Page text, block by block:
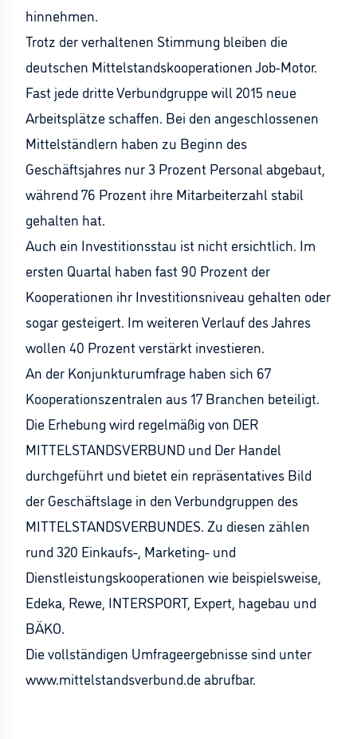
hinnehmen.
Trotz der verhaltenen Stimmung bleiben die
deutschen Mittelstandskooperationen Job-Motor.
Fast jede dritte Verbundgruppe will 2015 neue
Arbeitsplätze schaffen. Bei den angeschlossenen
Mittelständlern haben zu Beginn des
Geschäftsjahres nur 3 Prozent Personal abgebaut,
während 76 Prozent ihre Mitarbeiterzahl stabil
gehalten hat.
Auch ein Investitionsstau ist nicht ersichtlich. Im
ersten Quartal haben fast 90 Prozent der
Kooperationen ihr Investitionsniveau gehalten oder
sogar gesteigert. Im weiteren Verlauf des Jahres
wollen 40 Prozent verstärkt investieren.
An der Konjunkturumfrage haben sich 67
Kooperationszentralen aus 17 Branchen beteiligt.
Die Erhebung wird regelmäßig von DER
MITTELSTANDSVERBUND und Der Handel
durchgeführt und bietet ein repräsentatives Bild
der Geschäftslage in den Verbundgruppen des
MITTELSTANDSVERBUNDES. Zu diesen zählen
rund 320 Einkaufs-, Marketing- und
Dienstleistungskooperationen wie beispielsweise,
Edeka, Rewe, INTERSPORT, Expert, hagebau und
BÄKO.
Die vollständigen Umfrageergebnisse sind unter
www.mittelstandsverbund.de abrufbar.